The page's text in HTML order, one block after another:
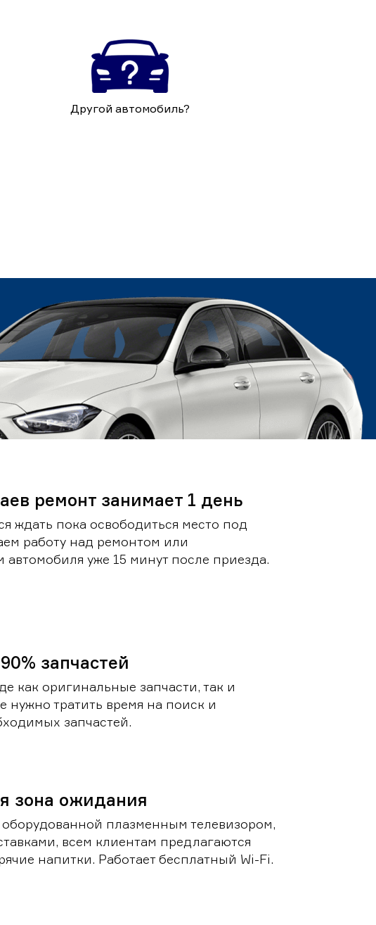
Другой автомобиль?
ремонт занимает 1 день
ждать пока освободиться место под
работу над ремонтом или
автомобиля уже 15 минут после приезда.
запчастей
как оригинальные запчасти, так и
нужно тратить время на поиск и
запчастей.
зона ожидания
плазменным телевизором,
всем клиентам предлагаются
напитки. Работает бесплатный Wi-Fi.